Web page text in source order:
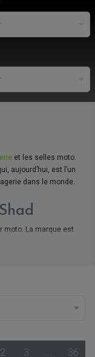
et les selles moto.
aujourd’hui, est l’un
dans le monde.
moto. La marque est
qui sont plutôt
des selles moto
2 3 … 36